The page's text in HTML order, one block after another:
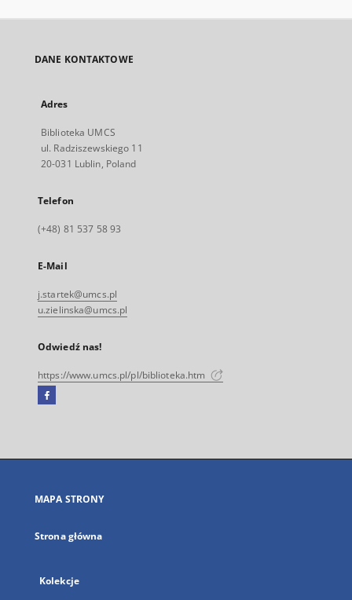
DANE KONTAKTOWE
Adres
Biblioteka UMCS
ul. Radziszewskiego 11
20-031 Lublin, Poland
Telefon
(+48) 81 537 58 93
E-Mail
j.startek@umcs.pl
u.zielinska@umcs.pl
Odwiedź nas!
https://www.umcs.pl/pl/biblioteka.htm
Facebook
się
karcie
MAPA STRONY
Strona główna
Kolekcje